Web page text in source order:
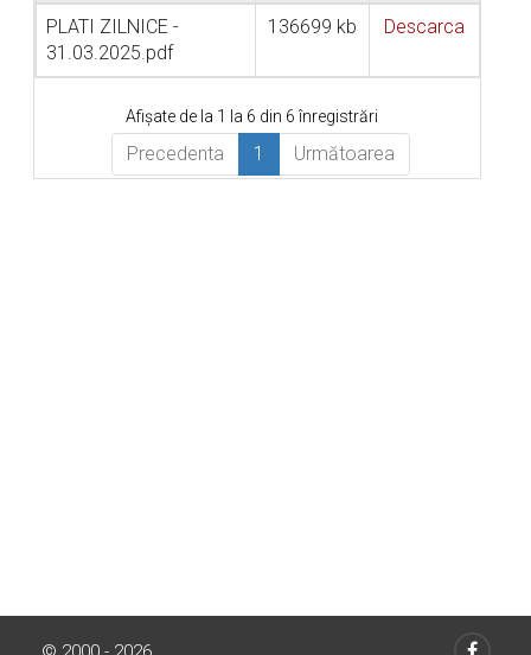
PLATI ZILNICE -
31.03.2025.pdf
136699 kb Descarca
Afișate de la 1 la 6 din 6 înregistrări
Precedenta 1 Următoarea